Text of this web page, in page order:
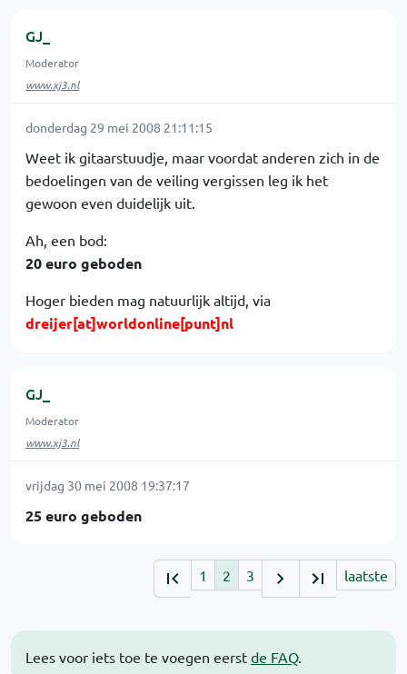
Lees voor iets toe te voegen eerst de FAQ.
GJ_
Moderator
www.xj3.nl
donderdag 29 mei 2008 21:11:15
Weet ik gitaarstuudje, maar voordat anderen zich in de
bedoelingen van de veiling vergissen leg ik het
gewoon even duidelijk uit.
Ah, een bod:
20 euro geboden
Hoger bieden mag natuurlijk altijd, via
dreijer[at]worldonline[punt]nl
GJ_
Moderator
www.xj3.nl
vrijdag 30 mei 2008 19:37:17
25 euro geboden
1 2 3 laatste